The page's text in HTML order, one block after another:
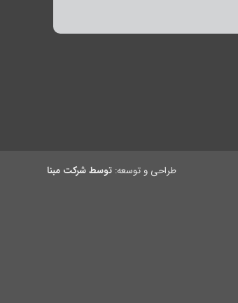
طراحی و توسعه: توسط شرکت مبنا